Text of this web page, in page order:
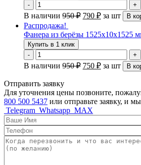
-
+
В наличии 950₽ 790 ₽ за шт В
Распродажа!
Фанера из берёзы 1525х10х1525
Купить в 1 клик
-
+
В наличии 950₽ 750 ₽ за шт В
Отправить заявку
Для уточнения цены позвоните,
800 500 5437 или отправьте заявку, и
Telegram Whatsapp MAX